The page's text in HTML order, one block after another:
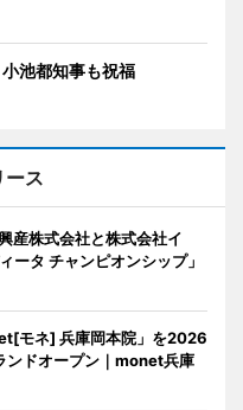
池都知事も祝福
ース
産株式会社と株式会社イ
ータ チャンピオンシップ」
モネ] 兵庫岡本院」を2026
ンドオープン｜monet兵庫